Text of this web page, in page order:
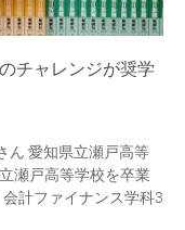
チャレンジが奨学
ん 愛知県立瀬戸高等
瀬戸高等学校を卒業
計ファイナンス学科3